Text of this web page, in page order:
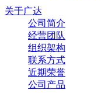
关于广达
公司简介
经营团队
组织架构
联系方式
近期荣誉
公司产品